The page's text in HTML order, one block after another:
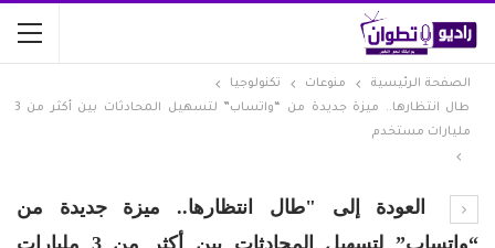
الصفحة الرئيسية منوعات
تكنولوجيا
طال انتظارها.. ميزة جديدة من “واتساب” لتسهيل المحادثات بين أكثر من 3
مليارات مستخدم
العودة إلى "طال انتظارها.. ميزة جديدة من
“واتساب” لتسهيل المحادثات بين أكثر من 3 مليارات